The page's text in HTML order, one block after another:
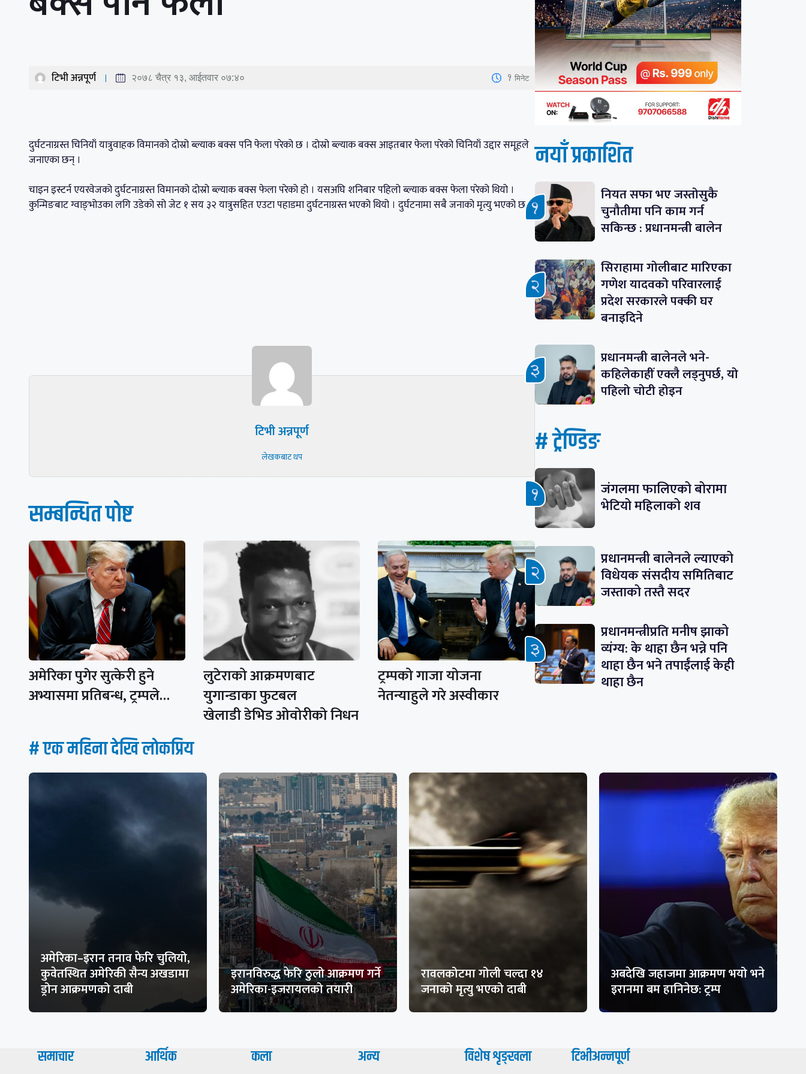
टिभी अन्नपूर्ण २०७८ चैत्र १३, आईतवार ०७:४० 1 मिनेट
दुर्घटनाग्रस्त चिनियाँ यात्रुवाहक विमानको दोस्रो ब्ल्याक बक्स पनि फेला परेको छ । दोस्रो ब्ल्याक बक्स आइतबार फेला परेको चिनियाँ उद्दार समूहले
जनाएका छन् ।
चाइन इस्टर्न एयरवेजको दुर्घटनाग्रस्त विमानको दोस्रो ब्ल्याक बक्स फेला परेको हो । यसअघि शनिबार पहिलो ब्ल्याक बक्स फेला परेको थियो ।
कुन्मिङबाट ग्वाङ्भोउका लगि उडेको सो जेट १ सय ३२ यात्रुसहित एउटा पहाडमा दुर्घटनाग्रस्त भएको थियो । दुर्घटनामा सबै जनाको मृत्यु भएको छ ।
टिभी अन्नपूर्ण
लेखकबाट थप
सम्बन्धित पाेष्ट
अमेरिका पुगेर सुत्केरी हुने
अभ्यासमा प्रतिबन्ध, ट्रम्पले…
लुटेराको आक्रमणबाट
युगान्डाका फुटबल
खेलाडी डेभिड ओवोरीको निधन
ट्रम्पको गाजा योजना
नेतन्याहुले गरे अस्वीकार
नयाँ प्रकाशित
नियत सफा भए जस्तोसुकै
चुनौतीमा पनि काम गर्न
सकिन्छ : प्रधानमन्त्री बालेन
सिराहामा गोलीबाट मारिएका
गणेश यादवको परिवारलाई
प्रदेश सरकारले पक्की घर
बनाइदिने
प्रधानमन्त्री बालेनले भने-
कहिलेकाहीँ एक्लै लड्नुपर्छ, यो
पहिलो चोटी होइन
# ट्रेण्डिङ
जंगलमा फालिएको बोरामा
भेटियो महिलाको शव
प्रधानमन्त्री बालेनले ल्याएको
विधेयक संसदीय समितिबाट
जस्ताको तस्तै सदर
प्रधानमन्त्रीप्रति मनीष झाको
व्यंग्य: के थाहा छैन भन्ने पनि
थाहा छैन भने तपाईंलाई केही
थाहा छैन
# एक महिना देखि लाेकप्रिय
अमेरिका–इरान तनाव फेरि चुलियो,
कुवेतस्थित अमेरिकी सैन्य अखडामा
ड्रोन आक्रमणको दाबी
इरानविरुद्ध फेरि ठुलो आक्रमण गर्ने
अमेरिका-इजरायलको तयारी
रावलकोटमा गोली चल्दा १४
जनाको मृत्यु भएको दाबी
अबदेखि जहाजमा आक्रमण भयो भने
इरानमा बम हानिनेछ: ट्रम्प
समाचार आर्थिक कला अन्य विशेष शृङ्खला टिभीअन्नपूर्ण